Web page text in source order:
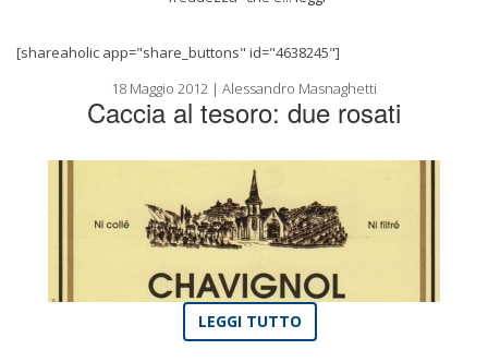
[shareaholic app="share_buttons" id="4638245"]
18 Maggio 2012 | Alessandro Masnaghetti
Caccia al tesoro: due rosati
LEGGI TUTTO